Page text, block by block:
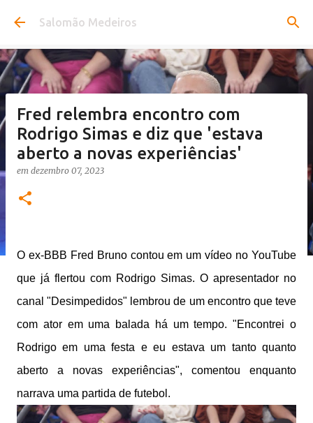
Pular para o conteúdo principal
Salomão Medeiros
Fred relembra encontro com
Rodrigo Simas e diz que 'estava
aberto a novas experiências'
em dezembro 07, 2023
O ex-BBB Fred Bruno contou em um vídeo no YouTube
que já flertou com Rodrigo Simas. O apresentador no
canal "Desimpedidos" lembrou de um encontro que teve
com ator em uma balada há um tempo. "Encontrei o
Rodrigo em uma festa e eu estava um tanto quanto
aberto a novas experiências", comentou enquanto
narrava uma partida de futebol.